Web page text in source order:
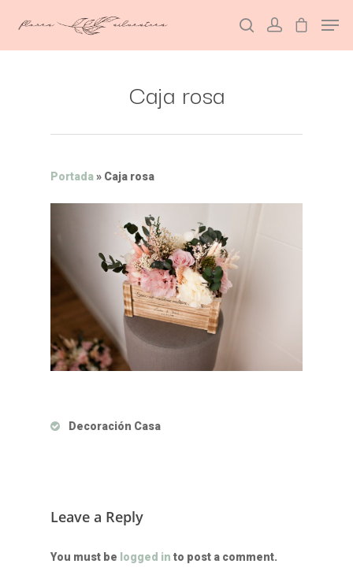
Hit enter to search or ESC to close
Caja rosa
Portada» Caja rosa
Decoración Casa
Leave a Reply
You must be logged in to post a comment.